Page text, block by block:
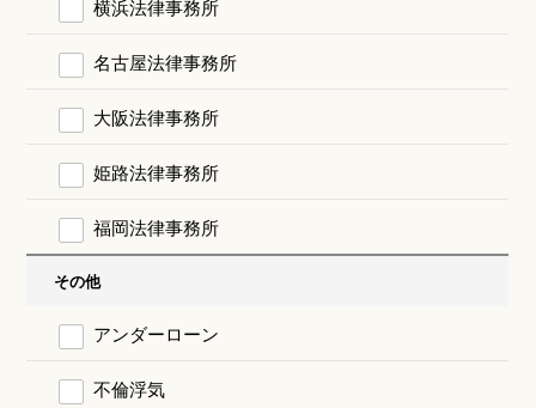
横浜法律事務所
名古屋法律事務所
大阪法律事務所
姫路法律事務所
福岡法律事務所
その他
アンダーローン
不倫浮気